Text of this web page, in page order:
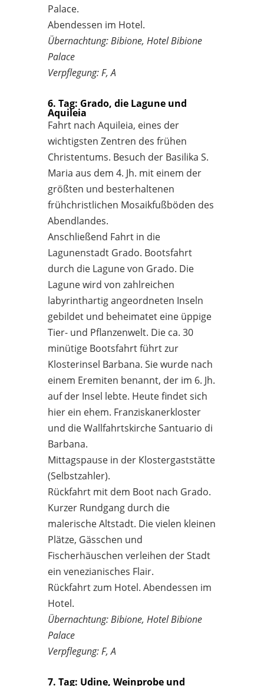
Palace.
Abendessen im Hotel.
Übernachtung: Bibione, Hotel Bibione
Palace
Verpflegung: F, A
6. Tag: Grado, die Lagune und
Aquileia
Fahrt nach Aquileia, eines der
wichtigsten Zentren des frühen
Christentums. Besuch der Basilika S.
Maria aus dem 4. Jh. mit einem der
größten und besterhaltenen
frühchristlichen Mosaikfußböden des
Abendlandes.
Anschließend Fahrt in die
Lagunenstadt Grado. Bootsfahrt
durch die Lagune von Grado. Die
Lagune wird von zahlreichen
labyrinthartig angeordneten Inseln
gebildet und beheimatet eine üppige
Tier- und Pflanzenwelt. Die ca. 30
minütige Bootsfahrt führt zur
Klosterinsel Barbana. Sie wurde nach
einem Eremiten benannt, der im 6. Jh.
auf der Insel lebte. Heute findet sich
hier ein ehem. Franziskanerkloster
und die Wallfahrtskirche Santuario di
Barbana.
Mittagspause in der Klostergaststätte
(Selbstzahler).
Rückfahrt mit dem Boot nach Grado.
Kurzer Rundgang durch die
malerische Altstadt. Die vielen kleinen
Plätze, Gässchen und
Fischerhäuschen verleihen der Stadt
ein venezianisches Flair.
Rückfahrt zum Hotel. Abendessen im
Hotel.
Übernachtung: Bibione, Hotel Bibione
Palace
Verpflegung: F, A
7. Tag: Udine, Weinprobe und